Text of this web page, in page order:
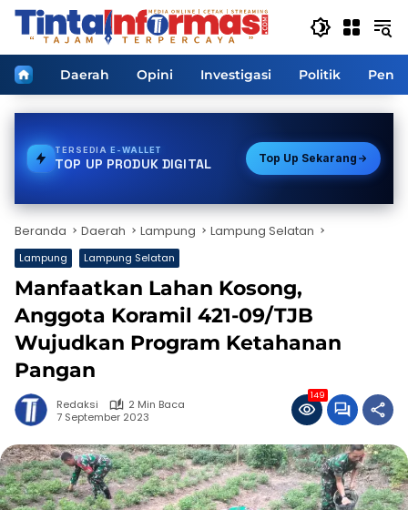
Langsung
HomeDaerah Opini Investigasi Politik
TERSEDIAPAKET DATA
TOP UP PRODUK DIGITAL Top Up Sekarang
Beranda Daerah Lampung Lampung Selatan
Lampung Lampung Selatan
Manfaatkan Lahan Kosong,
Anggota Koramil 421-09/TJB
Wujudkan Program Ketahanan
Pangan
Redaksi
2 Min Baca
7 September 2023
149